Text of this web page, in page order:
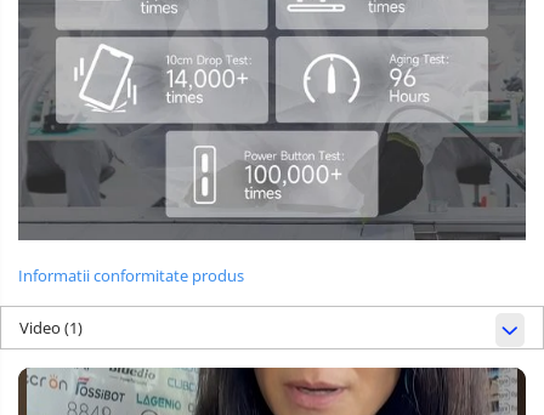
Informatii conformitate produs
Video (1)